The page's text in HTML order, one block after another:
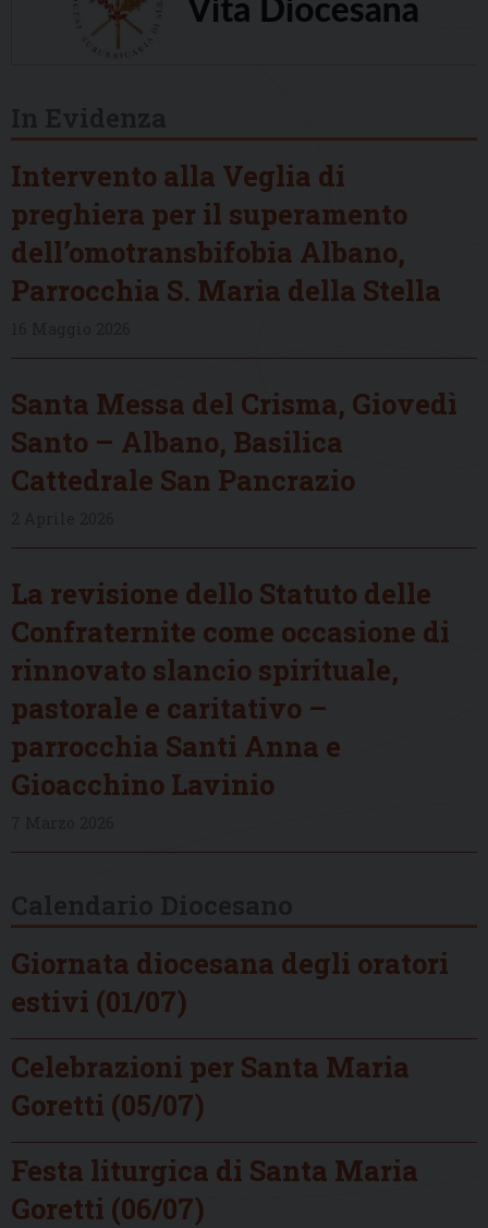
Intervento alla Veglia di
preghiera per il superamento
dell’omotransbifobia Albano,
Parrocchia S. Maria della Stella
Santa Messa del Crisma, Giovedì
Santo – Albano, Basilica
Cattedrale San Pancrazio
La revisione dello Statuto delle
Confraternite come occasione di
rinnovato slancio spirituale,
pastorale e caritativo –
parrocchia Santi Anna e
Gioacchino Lavinio
Giornata diocesana degli oratori
estivi (01/07)
Celebrazioni per Santa Maria
Goretti (05/07)
Festa liturgica di Santa Maria
Goretti (06/07)